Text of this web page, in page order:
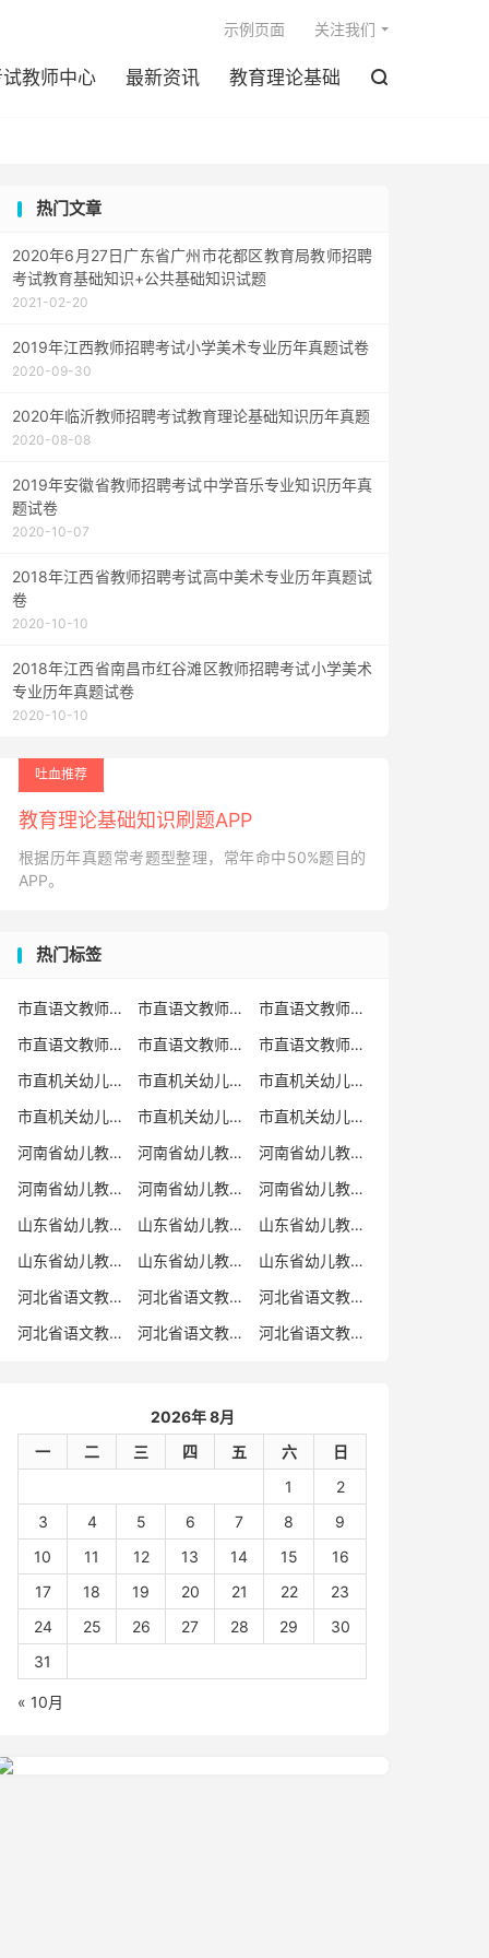
教师中心 最新资讯 教育理论基础 
示例页面 关注我们
热门文章
2020年6月27日广东省广州市花都区教育局教师招聘
考试教育基础知识+公共基础知识试题
2021-02-20
2019年江西教师招聘考试小学美术专业历年真题试卷
2020-09-30
2020年临沂教师招聘考试教育理论基础知识历年真题
2020-08-08
2019年安徽省教师招聘考试中学音乐专业知识历年真
题试卷
2020-10-07
2018年江西省教师招聘考试高中美术专业历年真题试
卷
2020-10-10
2018年江西省南昌市红谷滩区教师招聘考试小学美术
专业历年真题试卷
2020-10-10
吐血推荐
教育理论基础知识刷题APP
根据历年真题常考题型整理，常年命中50%题目的
APP。
热门标签
市直语文教师招聘 市直语文教师招聘考试真题
市直语文教师招聘考试真题卷
市直语文教师编制考试真题
市直语文教师编制考试真题卷
市直语文教师考试
市直机关幼儿教师招聘
市直机关幼儿教师考试
市直机关幼儿教师招聘考试真题
市直机关幼儿教师招聘考试真题卷
市直机关幼儿教师编制考试真题卷
市直机关幼儿教师编制考试真题
河南省幼儿教师招聘
河南省幼儿教师考试
河南省幼儿教师招聘考试真题
河南省幼儿教师招聘考试真题卷
河南省幼儿教师编制考试真题
河南省幼儿教师编制考试真题卷
山东省幼儿教师招聘
山东省幼儿教师考试
山东省幼儿教师招聘考试真题
山东省幼儿教师招聘考试真题卷
山东省幼儿教师编制考试真题
山东省幼儿教师编制考试真题卷
河北省语文教师招聘
河北省语文教师招聘考试真题
河北省语文教师招聘考试真题卷
河北省语文教师编制考试真题
河北省语文教师编制考试真题卷 河北省语文教师考试
2026年 8月
一
二 三 四 五 六
日
1
2
3
4 5 6 7 8
9
10
11 12 13 14 15
16
17
18 19 20 21 22
23
24
25 26 27 28 29
30
31
« 10月